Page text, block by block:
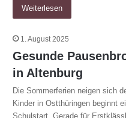
Weiterlesen
1. August 2025
Gesunde
in Altenburg
Die Sommerferien neigen sich
Kinder in Ostthüringen beginnt
Schulstart. Gerade für